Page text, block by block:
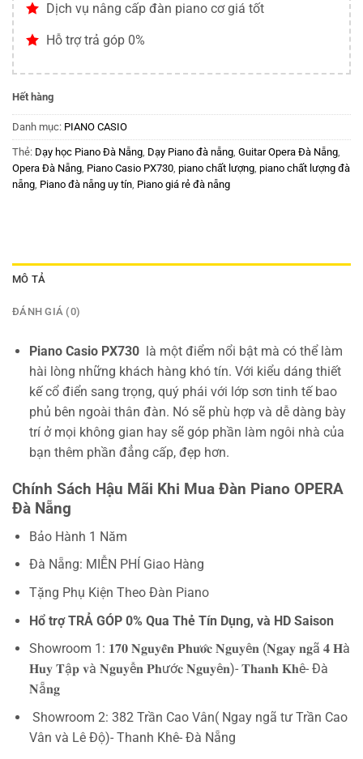
Dịch vụ nâng cấp đàn piano cơ giá tốt
Hỗ trợ trả góp 0%
Hết hàng
Danh mục: PIANO CASIO
Thẻ: Dạy học Piano Đà Nẵng Dạy Piano đà nẵng Guitar Opera Đà Nẵng
Opera Đà Nẵng Piano Casio PX730 piano chất lượng piano chất lượng đà
nẵng Piano đà nẵng uy tín Piano giá rẻ đà nẵng
MÔ TẢ
ĐÁNH GIÁ (0)
Piano Casio PX730
là một điểm nổi bật mà có thể làm
hài lòng những khách hàng khó tín. Với kiểu dáng thiết
kế cổ điển sang trọng, quý phái với lớp sơn tinh tế bao
phủ bên ngoài thân đàn. Nó sẽ phù hợp và dễ dàng bày
trí ở mọi không gian hay sẽ góp phần làm ngôi nhà của
bạn thêm phần đẳng cấp, đẹp hơn.
Chính Sách Hậu Mãi Khi Mua Đàn Piano OPERA
Đà Nẵng
Bảo Hành 1 Năm
Đà Nẵng: MIỄN PHÍ Giao Hàng
Tặng Phụ Kiện Theo Đàn Piano
Hổ trợ TRẢ GÓP 0% Qua Thẻ Tín Dụng, và HD Saison
Showroom 1: 𝟏𝟕𝟎 𝐍𝐠𝐮𝐲𝐞̂̃𝐧 𝐏𝐡𝐮̛𝐨̛́𝐜 𝐍𝐠𝐮𝐲ê𝐧 (𝐍𝐠𝐚𝐲 𝐧𝐠ã 𝟒 𝐇à
𝐇𝐮𝐲 𝐓ậ𝐩 𝐯à 𝐍𝐠𝐮𝐲ễ𝐧 𝐏𝐡ướ𝐜 𝐍𝐠𝐮𝐲ê𝐧)- 𝐓𝐡𝐚𝐧𝐡 𝐊𝐡ê- Đà
𝐍ẵ𝐧𝐠
Showroom 2: 382 Trần Cao Vân( Ngay ngã tư Trần Cao
Vân và Lê Độ)- Thanh Khê- Đà Nẵng